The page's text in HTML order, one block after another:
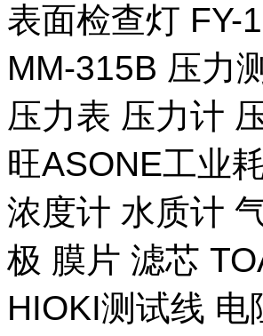
表面检查灯 FY-
MM-315B 压力
压力表 压力计
旺ASONE工业
浓度计 水质计
极 膜片 滤芯
HIOKI测试线